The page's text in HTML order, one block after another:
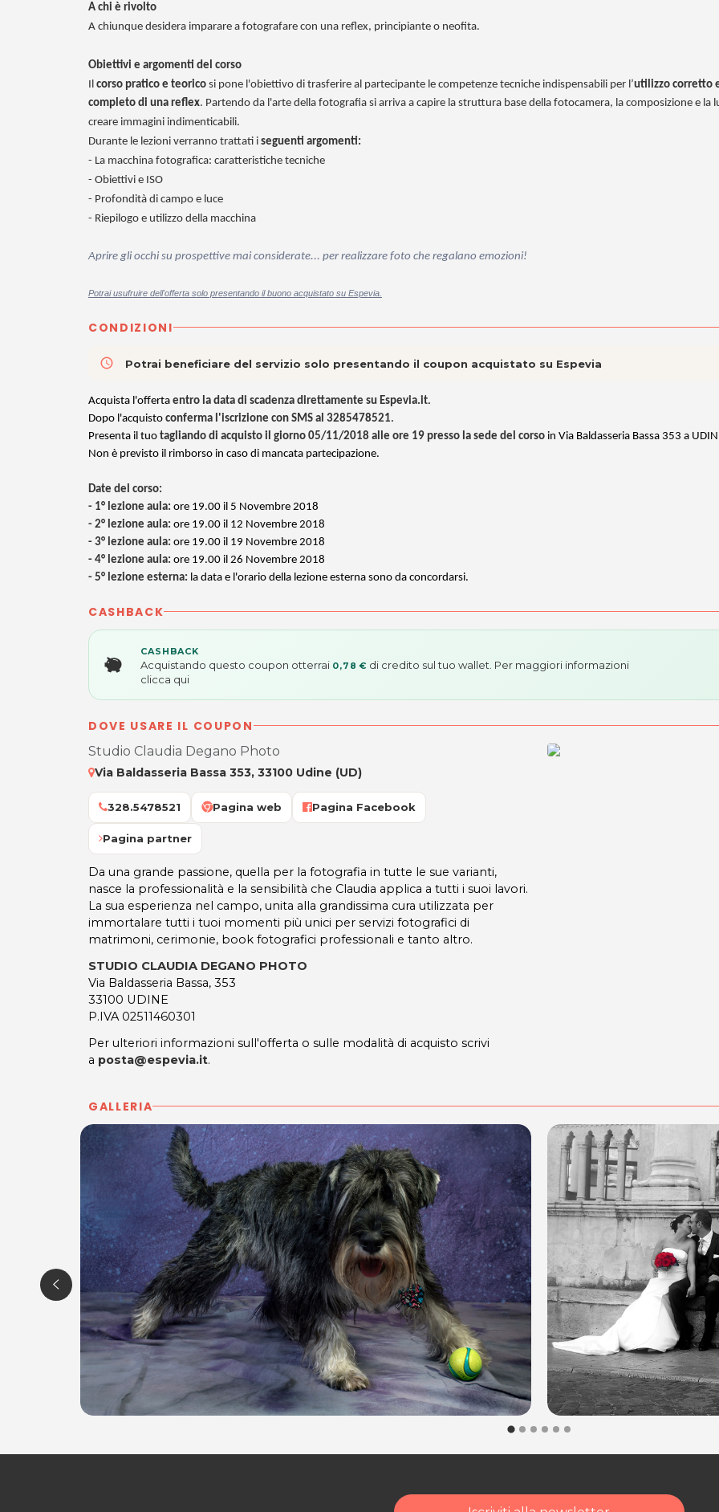
A chi è rivolto
A chiunque desidera imparare a fotografare con una reflex, principiante o neofita.
Obiettivi e argomenti del corso
Il corso pratico e teorico si pone l'obiettivo di trasferire al partecipante le competenze tecniche indispensabili per l’utilizzo corretto
completo di una reflex. Partendo da l'arte della fotografia si arriva a capire la struttura base della fotocamera, la composizione e la
creare immagini indimenticabili.
Durante le lezioni verranno trattati i seguenti argomenti:
- La macchina fotografica: caratteristiche tecniche
- Obiettivi e ISO
- Profondità di campo e luce
- Riepilogo e utilizzo della macchina
Aprire gli occhi su prospettive mai considerate... per realizzare foto che regalano emozioni!
Potrai usufruire dell'offerta solo presentando il buono acquistato su Espevia.
CONDIZIONI
access_time Potrai beneficiare del servizio solo presentando il coupon acquistato su Espevia
Acquista l'offerta entro la data di scadenza direttamente su Espevia.it.
Dopo l'acquisto conferma l'iscrizione con SMS al 3285478521.
Presenta il tuo tagliando di acquisto il giorno 05/11/2018 alle ore 19 presso la sede del corso in Via Baldasseria Bassa 353 a
Non è previsto il rimborso in caso di mancata partecipazione.
Date del corso:
- 1° lezione aula: ore 19.00 il 5 Novembre 2018
- 2° lezione aula: ore 19.00 il 12 Novembre 2018
- 3° lezione aula: ore 19.00 il 19 Novembre 2018
- 4° lezione aula: ore 19.00 il 26 Novembre 2018
- 5° lezione esterna: la data e l'orario della lezione esterna sono da concordarsi.
CASHBACK
CASHBACK
Acquistando questo coupon otterrai 0,78 € di credito sul tuo wallet. Per maggiori informazioni
clicca qui
DOVE USARE IL COUPON
Studio Claudia Degano Photo
Via Baldasseria Bassa 353, 33100 Udine (UD)
328.5478521 Pagina web Pagina Facebook
Pagina partner
Da una grande passione, quella per la fotografia in tutte le sue varianti,
nasce la professionalità e la sensibilità che Claudia applica a tutti i suoi lavori.
La sua esperienza nel campo, unita alla grandissima cura utilizzata per
immortalare tutti i tuoi momenti più unici per servizi fotografici di
matrimoni, cerimonie, book fotografici professionali e tanto altro.
STUDIO CLAUDIA DEGANO PHOTO
Via Baldasseria Bassa, 353
33100 UDINE
P.IVA 02511460301
Per ulteriori informazioni sull'offerta o sulle modalità di acquisto scrivi
a posta@espevia.it.
GALLERIA